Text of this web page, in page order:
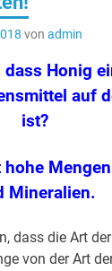
von admin
dass Honig
auf
ist?
hohe
Mineralien.
dass die Art
von der Art